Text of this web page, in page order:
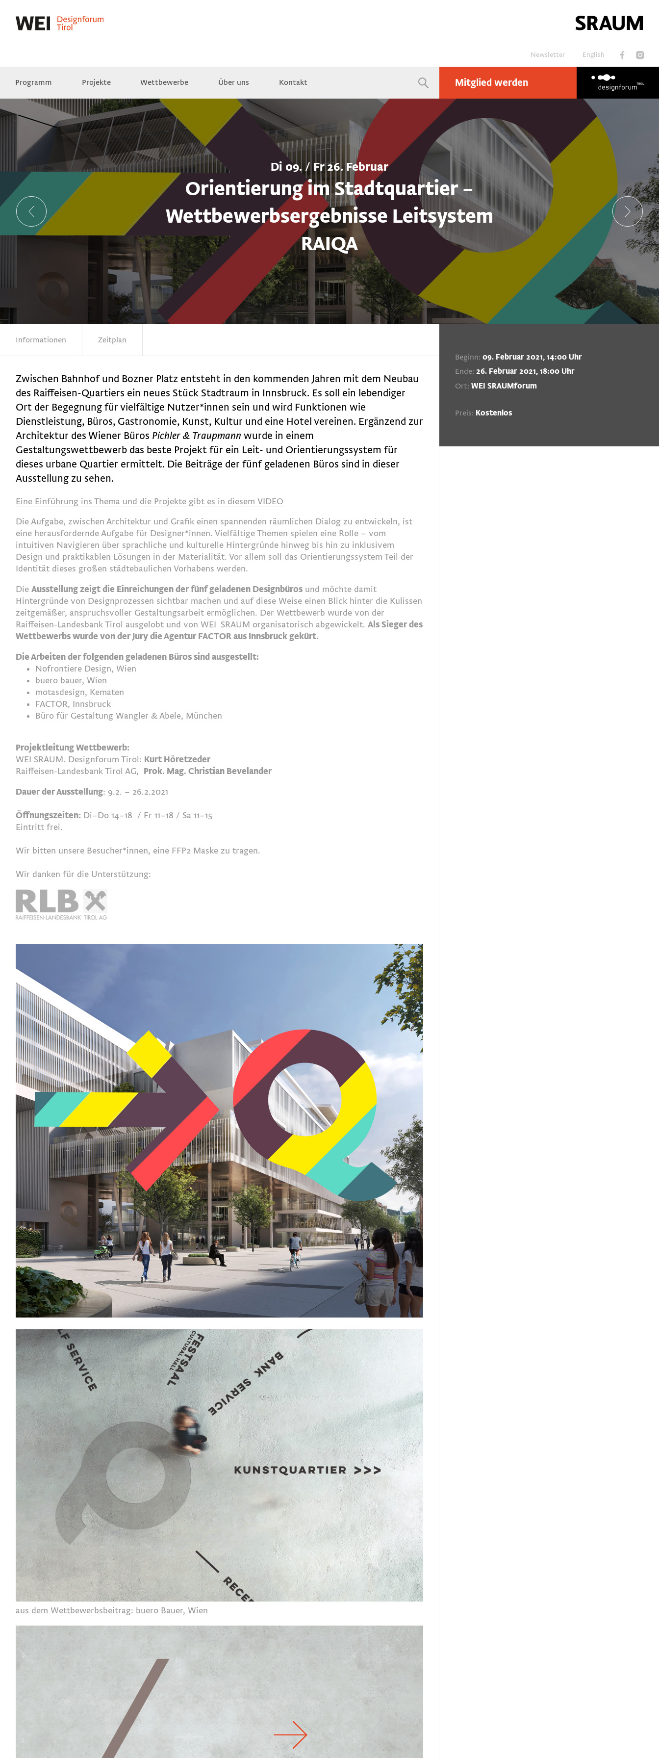
Newsletter English
Programm Projekte Wettbewerbe Über uns Kontakt Mitglied werden
Presse Empfehlungen Videos Jobs
Di 09. / Fr 26. Februar
Orientierung im Stadtquartier –
Wettbewerbsergebnisse Leitsystem
RAIQA
Informationen Zeitplan
Zwischen Bahnhof und Bozner Platz entsteht in den kommenden Jahren mit dem Neubau
des Raiffeisen-Quartiers ein neues Stück Stadtraum in Innsbruck. Es soll ein lebendiger
Ort der Begegnung für vielfältige Nutzer*innen sein und wird Funktionen wie
Dienstleistung, Büros, Gastronomie, Kunst, Kultur und eine Hotel vereinen. Ergänzend zur
Architektur des Wiener Büros Pichler & Traupmann wurde in einem
Gestaltungswettbewerb das beste Projekt für ein Leit- und Orientierungssystem für
dieses urbane Quartier ermittelt. Die Beiträge der fünf geladenen Büros sind in dieser
Ausstellung zu sehen.
Eine Einführung ins Thema und die Projekte gibt es in diesem VIDEO
Die Aufgabe, zwischen Architektur und Grafik einen spannenden räumlichen Dialog zu entwickeln, ist
eine herausfordernde Aufgabe für Designer*innen. Vielfältige Themen spielen eine Rolle – vom
intuitiven Navigieren über sprachliche und kulturelle Hintergründe hinweg bis hin zu inklusivem
Design und praktikablen Lösungen in der Materialität. Vor allem soll das Orientierungssystem Teil der
Identität dieses großen städtebaulichen Vorhabens werden.
Die Ausstellung zeigt die Einreichungen der fünf geladenen Designbüros und möchte damit
Hintergründe von Designprozessen sichtbar machen und auf diese Weise einen Blick hinter die Kulissen
zeitgemäßer, anspruchsvoller Gestaltungsarbeit ermöglichen. Der Wettbewerb wurde von der
Raiffeisen-Landesbank Tirol ausgelobt und von WEI SRAUM organisatorisch abgewickelt. Als Sieger des
Wettbewerbs wurde von der Jury die Agentur FACTOR aus Innsbruck gekürt.
Die Arbeiten der folgenden geladenen Büros sind ausgestellt:
Nofrontiere Design, Wien
buero bauer, Wien
motasdesign, Kematen
FACTOR, Innsbruck
Büro für Gestaltung Wangler & Abele, München
Projektleitung Wettbewerb:
WEI SRAUM. Designforum Tirol: Kurt Höretzeder
Raiffeisen-Landesbank Tirol AG, Prok. Mag. Christian Bevelander
Dauer der Ausstellung: 9.2. – 26.2.2021
Öffnungszeiten: Di–Do 14–18 / Fr 11–18 / Sa 11–15
Eintritt frei.
Wir bitten unsere Besucher*innen, eine FFP2 Maske zu tragen.
Wir danken für die Unterstützung:
aus dem Wettbewerbsbeitrag: buero Bauer, Wien
Beginn: 09. Februar 2021, 14:00 Uhr
Ende: 26. Februar 2021, 18:00 Uhr
Ort: WEI SRAUMforum
Preis: Kostenlos